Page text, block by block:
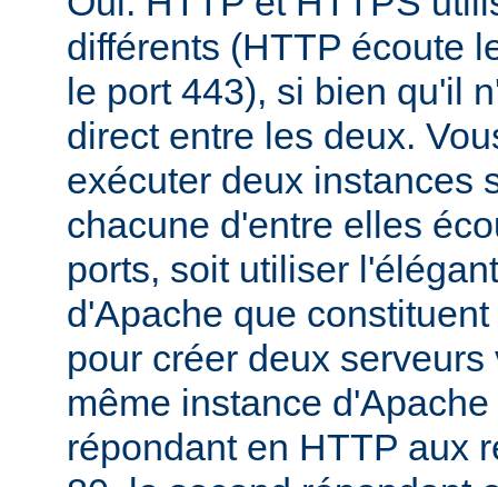
différents (HTTP écoute
le port 443), si bien qu'il
direct entre les deux.
exécuter deux instances
chacune d'entre elles
ports, soit utiliser
d'Apache que
pour créer deux
même instance
répondant en HTTP aux